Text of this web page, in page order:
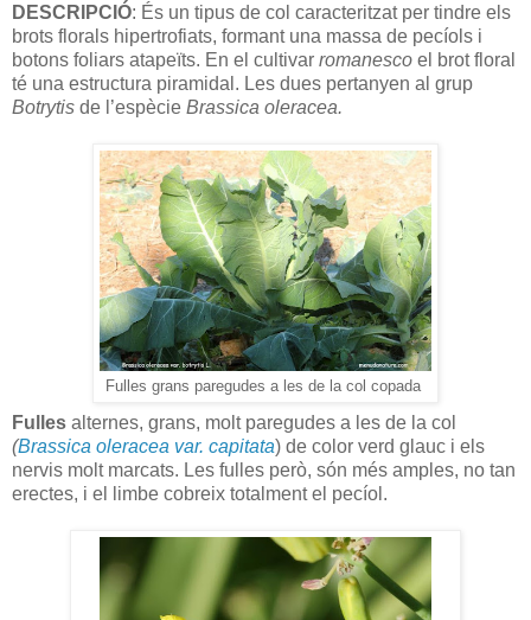
DESCRIPCIÓ: És un tipus de col caracteritzat per tindre els
brots florals hipertrofiats, formant una massa de pecíols i
botons foliars atapeïts. En el cultivar romanesco el brot floral
té una estructura piramidal. Les dues pertanyen al grup
Botrytis de l’espècie Brassica oleracea.
Fulles grans paregudes a les de la col copada
Fulles alternes, grans, molt paregudes a les de la col
(Brassica oleracea var. capitata) de color verd glauc i els
nervis molt marcats. Les fulles però, són més amples, no tan
erectes, i el limbe cobreix totalment el pecíol.